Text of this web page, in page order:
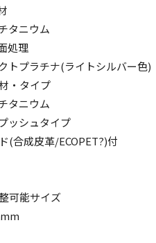
タニウム
処理
トプラチナ(ライトシルバー色)
・タイプ
タニウム
ッシュタイプ
(合成皮革/ECOPET?)付
可能サイズ